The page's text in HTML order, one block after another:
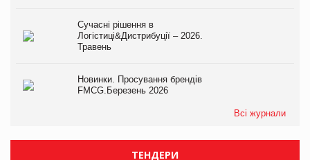
Сучасні рішення в
Логістиці&Дистрибуції – 2026.
Травень
Новинки. Просування брендів
FMCG.Березень 2026
Всі журнали
ТЕНДЕРИ